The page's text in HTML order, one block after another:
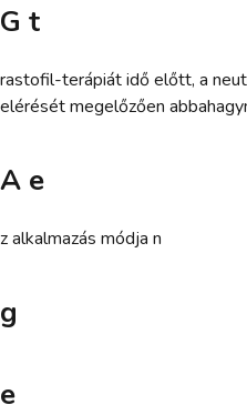
G t
rastofil-terápiát idő előtt, a
elérését megelőzően
A e
z alkalmazás módja n
g
e